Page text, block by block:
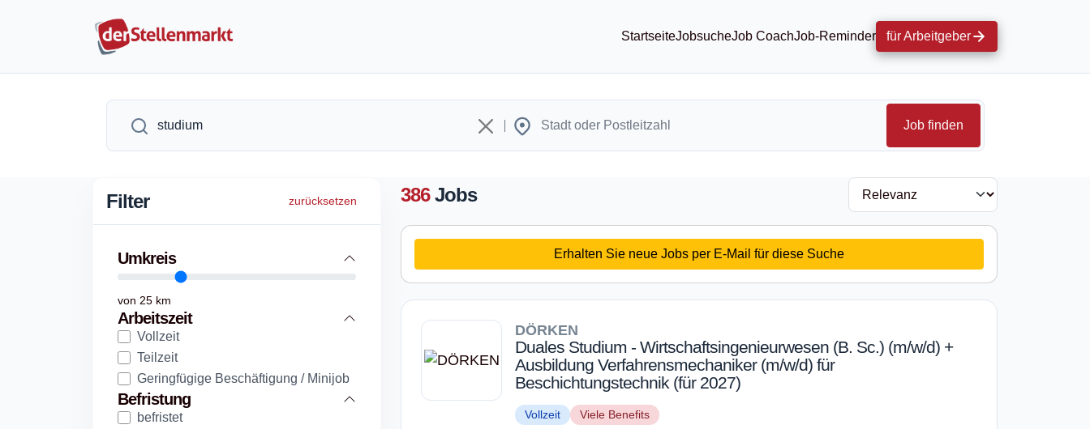
StartseiteJobsucheJob CoachJob-Reminder für Arbeitgeber
Job finden
Filter zurücksetzen
Umkreis
von 25 km
Arbeitszeit
Vollzeit
Teilzeit
Geringfügige Beschäftigung / Minijob
Befristung
befristet
386Jobs
Erhalten Sie neue Jobs per E-Mail für diese Suche
DÖRKEN
Duales Studium - Wirtschaftsingenieurwesen (B. Sc.) (m/w/d) +
Ausbildung Verfahrensmechaniker (m/w/d) für
Beschichtungstechnik (für 2027)
Vollzeit Viele Benefits